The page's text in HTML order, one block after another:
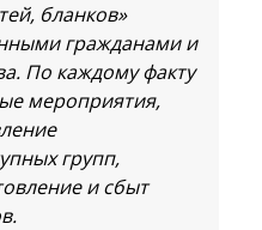
бланков»
гражданами и
По каждому факту
мероприятия,
групп,
и сбыт